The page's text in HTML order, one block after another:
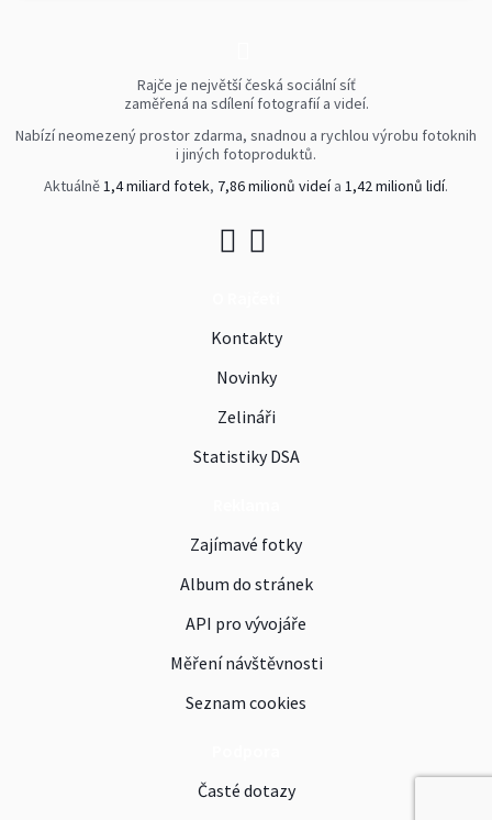
Rajče je největší česká sociální síť
zaměřená na sdílení fotografií a videí.
Nabízí neomezený prostor zdarma, snadnou a rychlou výrobu fotoknih
i jiných fotoproduktů.
Aktuálně1,4 miliard fotek, 7,86 milionů videía 1,42 milionů lidí.
Kontakty
Novinky
Zelináři
Statistiky DSA
Zajímavé fotky
Album do stránek
API pro vývojáře
Měření návštěvnosti
Seznam cookies
Časté dotazy